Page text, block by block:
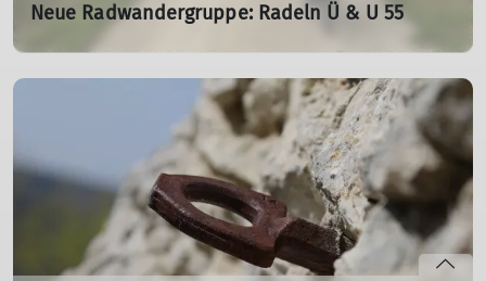
Neue Radwandergruppe: Radeln Ü & U 55
27.07.2026
Entspannt unterwegs – ohne Leistungsdruck, mit oder
ohne E-Bike und offen für alle Generationen.